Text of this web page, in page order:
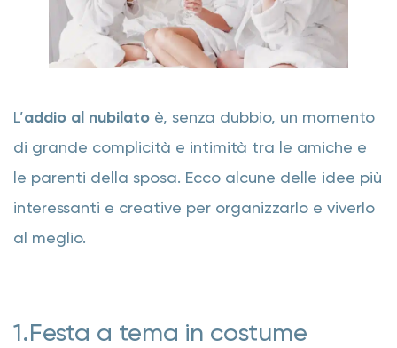
L’addio al nubilato è, senza dubbio, un momento
di grande complicità e intimità tra le amiche e
le parenti della sposa. Ecco alcune delle idee più
interessanti e creative per organizzarlo e viverlo
al meglio.
1.Festa a tema in costume